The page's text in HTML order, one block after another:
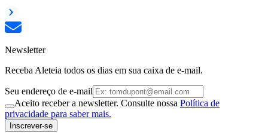
Newsletter
Receba Aleteia todos os dias em sua caixa de e-mail.
Seu endereço de e-mail
Aceito receber a newsletter. Consulte nossa Política de
privacidade para saber mais.
Inscrever-se